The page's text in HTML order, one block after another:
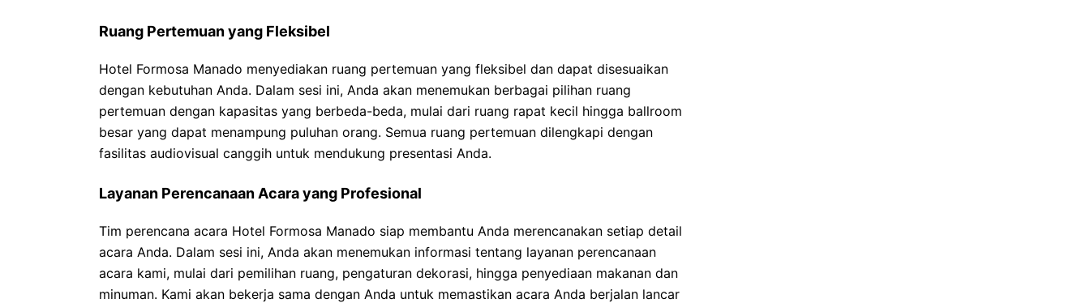
Ruang Pertemuan yang Fleksibel
Hotel Formosa Manado menyediakan ruang pertemuan yang fleksibel dan dapat disesuaikan
dengan kebutuhan Anda. Dalam sesi ini, Anda akan menemukan berbagai pilihan ruang
pertemuan dengan kapasitas yang berbeda-beda, mulai dari ruang rapat kecil hingga ballroom
besar yang dapat menampung puluhan orang. Semua ruang pertemuan dilengkapi dengan
fasilitas audiovisual canggih untuk mendukung presentasi Anda.
Layanan Perencanaan Acara yang Profesional
Tim perencana acara Hotel Formosa Manado siap membantu Anda merencanakan setiap detail
acara Anda. Dalam sesi ini, Anda akan menemukan informasi tentang layanan perencanaan
acara kami, mulai dari pemilihan ruang, pengaturan dekorasi, hingga penyediaan makanan dan
minuman. Kami akan bekerja sama dengan Anda untuk memastikan acara Anda berjalan lancar